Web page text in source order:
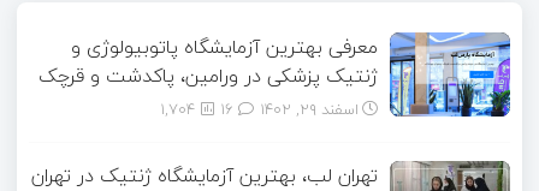
معرفی بهترین آزمایشگاه پاتوبیولوژی و
ژنتیک پزشکی در ورامین، پاکدشت و قرچک
اسفند ۲۹, ۱۴۰۲ 1,704
تهران لب، بهترین آزمایشگاه ژنتیک در تهران